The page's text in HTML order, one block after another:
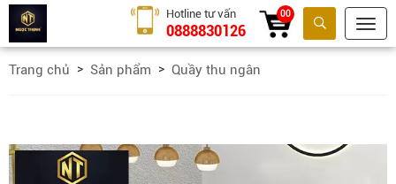
Tìm kiếm
Hotline tư vấn
0888830126
00
Trang chủ Sản phẩm Quầy thu ngân